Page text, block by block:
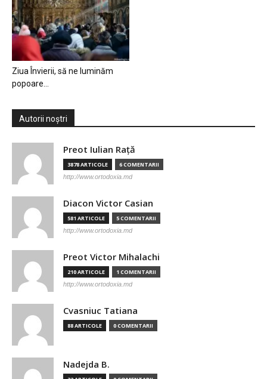
Ziua Învierii, să ne luminăm
popoare…
Autorii noștri
Preot Iulian Raţă
3878 ARTICOLE 6 COMENTARII
http://www.ortodoxia.md
Diacon Victor Casian
581 ARTICOLE 5 COMENTARII
http://www.ortodoxia.md
Preot Victor Mihalachi
210 ARTICOLE 1 COMENTARII
http://www.ortodoxia.md
Cvasniuc Tatiana
88 ARTICOLE 0 COMENTARII
Nadejda B.